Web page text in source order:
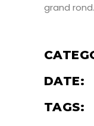
grand rond.
DATE:
TAGS: